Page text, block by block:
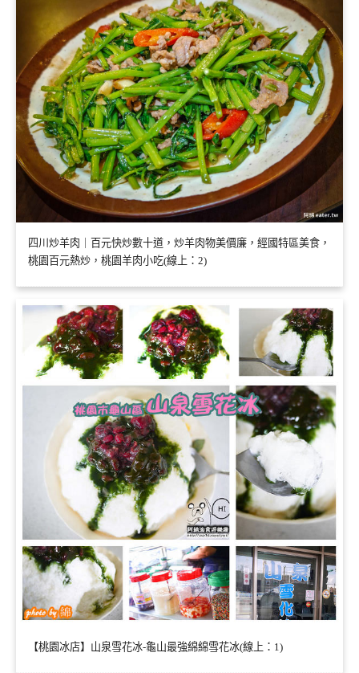
四川炒羊肉｜百元快炒數十道，炒羊肉物美價廉，經國特區美食，
桃園百元熱炒，桃園羊肉小吃(線上：2)
【桃園冰店】山泉雪花冰-龜山最強綿綿雪花冰(線上：1)